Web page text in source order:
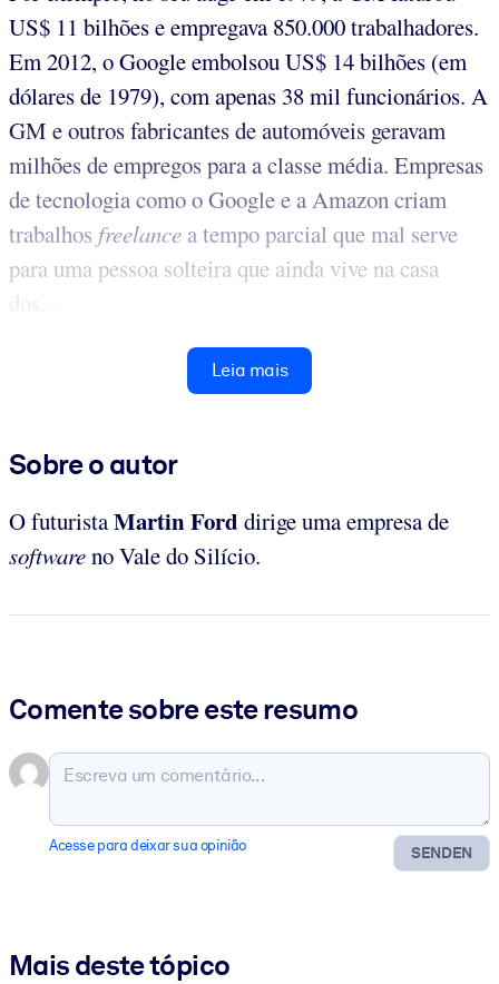
US$ 11 bilhões e empregava 850.000 trabalhadores.
Em 2012, o Google embolsou US$ 14 bilhões (em
dólares de 1979), com apenas 38 mil funcionários. A
GM e outros fabricantes de automóveis geravam
milhões de empregos para a classe média. Empresas
de tecnologia como o Google e a Amazon criam
trabalhos freelance a tempo parcial que mal serve
para uma pessoa solteira que ainda vive na casa
dos...
Leia mais
Sobre o autor
O futuristaMartin Ford dirige uma empresa de
softwareno Vale do Silício.
Comente sobre este resumo
SENDEN
Acesse para deixar sua opinião
Mais deste tópico